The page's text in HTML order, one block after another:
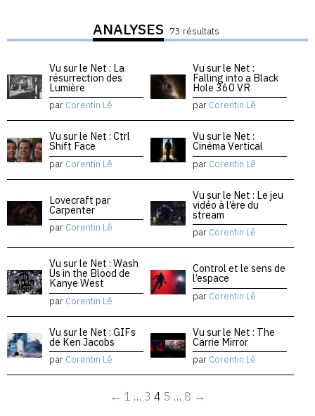
ANALYSES 73 résultats
Vu sur le Net : La
résurrection des
Lumière
par Corentin Lê
Vu sur le Net :
Falling into a Black
Hole 360 VR
par Corentin Lê
Vu sur le Net : Ctrl
Shift Face
par Corentin Lê
Vu sur le Net :
Cinéma Vertical
par Corentin Lê
Lovecraft par
Carpenter
par Corentin Lê
Vu sur le Net : Le jeu
vidéo à l’ère du
stream
par Corentin Lê
Vu sur le Net : Wash
Us in the Blood de
Kanye West
par Corentin Lê
Control et le sens de
l’espace
par Corentin Lê
Vu sur le Net : GIFs
de Ken Jacobs
par Corentin Lê
Vu sur le Net : The
Carrie Mirror
par Corentin Lê
← 1 … 3 4 5 … 8 →